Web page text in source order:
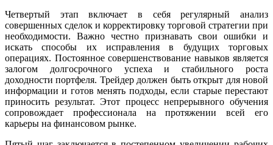
Четвертый этап включает в себя регулярный анализ
совершенных сделок и корректировку торговой стратегии при
необходимости. Важно честно признавать свои ошибки и
искать способы их исправления в будущих торговых
операциях. Постоянное совершенствование навыков является
залогом долгосрочного успеха и стабильного роста
доходности портфеля. Трейдер должен быть открыт для новой
информации и готов менять подходы, если старые перестают
приносить результат. Этот процесс непрерывного обучения
сопровождает профессионала на протяжении всей его
карьеры на финансовом рынке.